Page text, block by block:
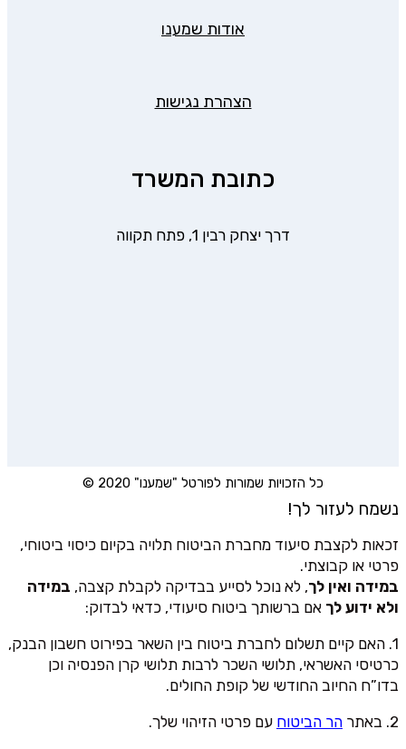
אודות שמענו
הצהרת נגישות
כתובת המשרד
דרך יצחק רבין 1, פתח תקווה
כל הזכויות שמורות לפורטל "שמענו" 2020 ©
נשמח לעזור לך!
זכאות לקצבת סיעוד מחברת הביטוח תלויה בקיום כיסוי ביטוחי,
פרטי או קבוצתי.
במידה ואין לך, לא נוכל לסייע בבדיקה לקבלת קצבה, במידה
ולא ידוע לך אם ברשותך ביטוח סיעודי, כדאי לבדוק:
1. האם קיים תשלום לחברת ביטוח בין השאר בפירוט חשבון הבנק,
כרטיסי האשראי, תלושי השכר לרבות תלושי קרן הפנסיה וכן
בדו”ח החיוב החודשי של קופת החולים.
2. באתר
הר הביטוח עם פרטי הזיהוי שלך.